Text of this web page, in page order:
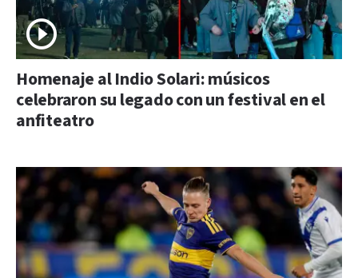
Homenaje al Indio Solari: músicos
celebraron su legado con un festival en el
anfiteatro